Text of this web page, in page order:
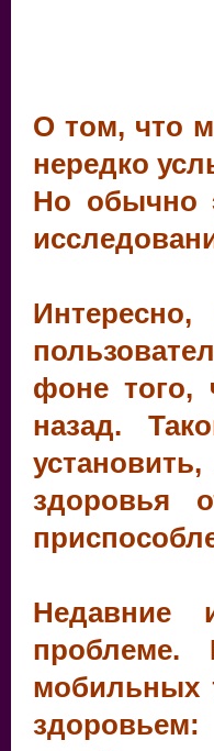
О том, что
нередко
Но обычно
фоне того,
назад.
здоровья
Недавние
мобильных
здоровьем: